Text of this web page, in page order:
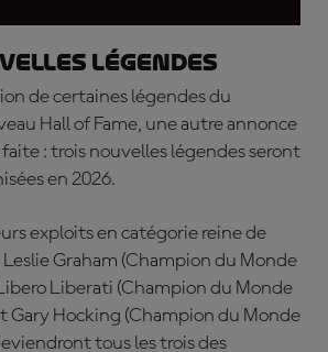
légendes
de certaines légendes du
Hall of Fame, une autre annonce
: trois nouvelles légendes seront
en 2026.
exploits en catégorie reine de
Graham (Champion du Monde
Liberati (Champion du Monde
Gary Hocking (Champion du Monde
tous les trois des